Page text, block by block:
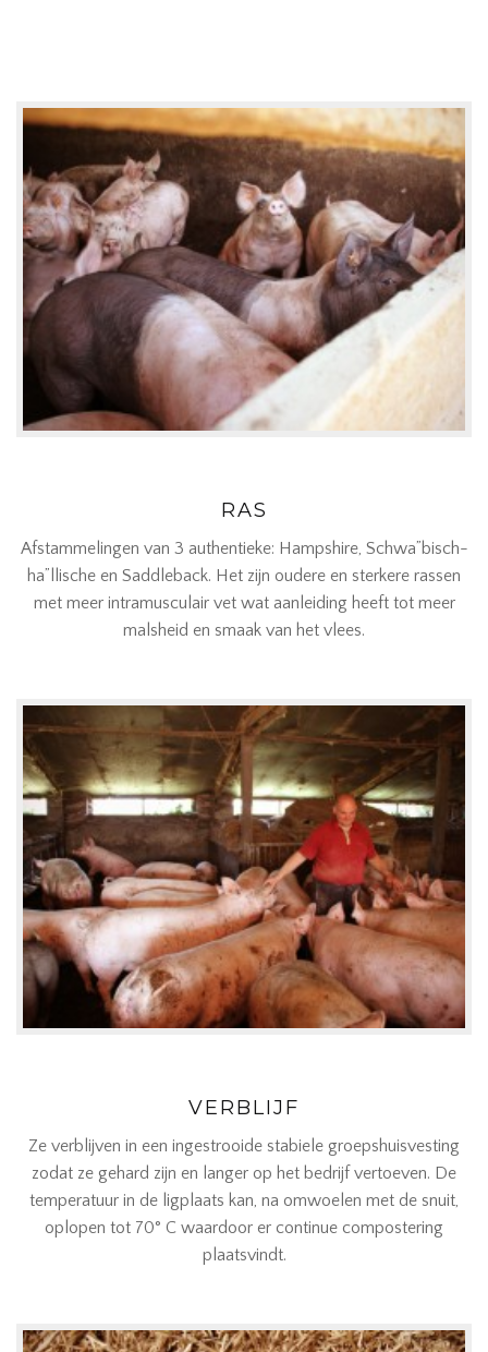
RAS
Afstammelingen van 3 authentieke: Hampshire, Schwa”bisch-
ha”llische en Saddleback. Het zijn oudere en sterkere rassen
met meer intramusculair vet wat aanleiding heeft tot meer
malsheid en smaak van het vlees.
VERBLIJF
Ze verblijven in een ingestrooide stabiele groepshuisvesting
zodat ze gehard zijn en langer op het bedrijf vertoeven. De
temperatuur in de ligplaats kan, na omwoelen met de snuit,
oplopen tot 70° C waardoor er continue compostering
plaatsvindt.